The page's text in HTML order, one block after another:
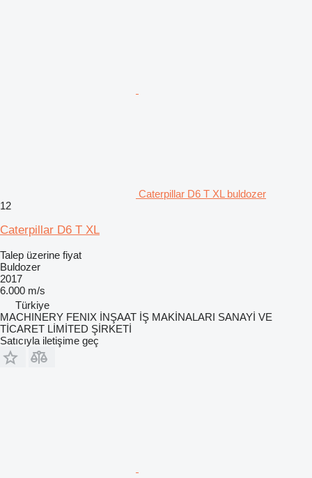
Caterpillar D6 T XL buldozer
12
Caterpillar D6 T XL
Talep üzerine fiyat
Buldozer
2017
6.000 m/s
Türkiye
MACHINERY FENIX İNŞAAT İŞ MAKİNALARI SANAYİ VE
TİCARET LİMİTED ŞİRKETİ
Satıcıyla iletişime geç